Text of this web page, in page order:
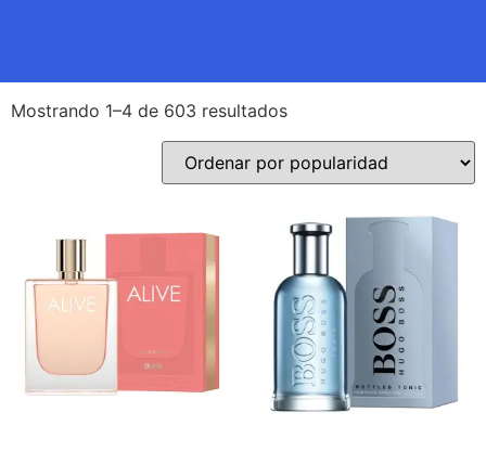
Mostrando 1–4 de 603 resultados